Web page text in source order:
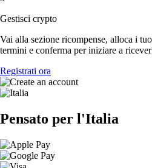
Gestisci crypto
Vai alla sezione ricompense, alloca i
termini e conferma per iniziare a
Registrati ora
Pensato per l'Italia